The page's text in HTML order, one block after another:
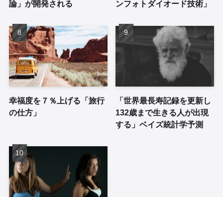
論」が開発される
ンフォトダイオード技術」
幸福度を７％上げる「旅行
の仕方」
「世界最長寿記録を更新し
132歳まで生きる人が出現
する」ベイズ統計学予測